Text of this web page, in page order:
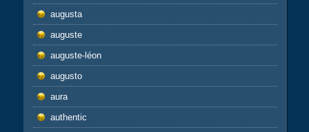
augusta
auguste
auguste-léon
augusto
aura
authentic